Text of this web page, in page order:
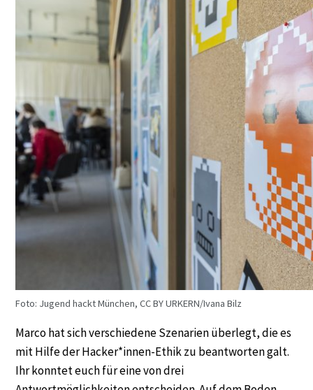
Foto: Jugend hackt München, CC BY URKERN/Ivana Bilz
Marco hat sich verschiedene Szenarien überlegt, die es
mit Hilfe der Hacker*innen-Ethik zu beantworten galt.
Ihr konntet euch für eine von drei